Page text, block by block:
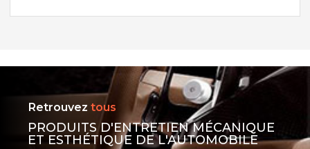
Retrouvez tous
PRODUITS D'ENTRETIEN MÉCANIQUE
ET ESTHÉTIQUE DE L'AUTOMOBILE